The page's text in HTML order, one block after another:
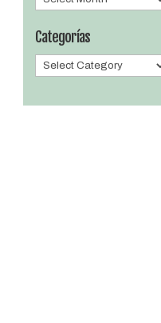
Categorías
Categorías